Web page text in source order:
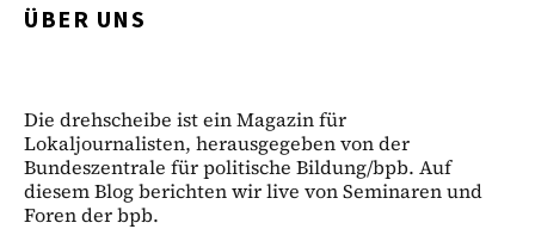
ÜBER UNS
Die drehscheibe ist ein Magazin für
Lokaljournalisten, herausgegeben von der
Bundeszentrale für politische Bildung/bpb. Auf
diesem Blog berichten wir live von Seminaren und
Foren der bpb.